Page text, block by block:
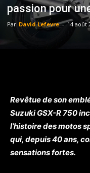
passion pour
Par David Lefevre - 14 août
Revêtue de son
Suzuki GSX-R 750
l’histoire des motos
qui, depuis 40 ans,
sensations fortes.